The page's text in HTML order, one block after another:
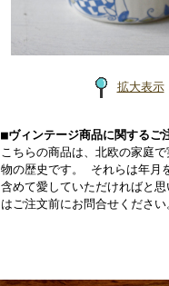
拡大表示
■ヴィンテージ商品に関するご
こちらの商品は、北欧の家庭
物の歴史です。 それらは年月
含めて愛していただければと
はご注文前にお問合せください